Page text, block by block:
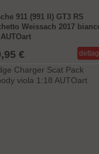
911 (991 II) GT3 RS
Weissach 2017
€